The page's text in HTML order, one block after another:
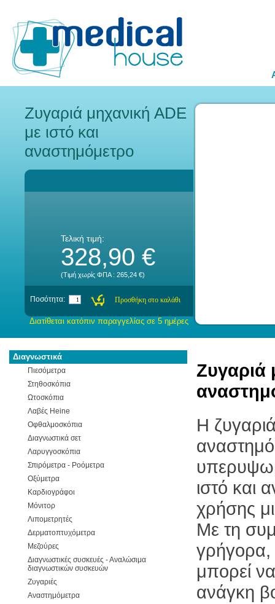
Ζυγαριά μηχανική ADE
με ιστό και
αναστημόμετρο
Τελική τιμή:
328,90 €
(Τιμή χωρίς ΦΠΑ : 265,24 €)
Ποσότητα:
Διατίθεται κατόπιν παραγγελίας σε 5 ημέρες
Διαγνωστικά
Πιεσόμετρα
Στηθοσκόπια
Ωτοσκόπια
Λαβές Heine
Οφθαλμοσκόπια
Διαγνωστικά σετ
Λαρυγγοσκόπια
Σπιρόμετρα - Ροόμετρα
Οξύμετρα
Καρδιογράφοι
Μόνιτορ
Λιπομετρητές
Δερματοπτυχόμετρα
Μεζούρες
Διαγνωστικές συσκευές - Αναλώσιμα
διαγνωστικών συσκευών
Ζυγαριές
Αναστημόμετρα
Ζυγαριά
Η
ιστό και
χρήσης
Με τη
γρήγορα,
μπορεί
ανάγκη